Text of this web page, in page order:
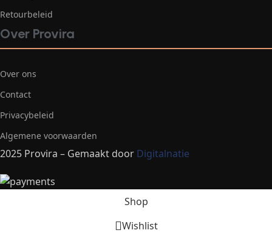
Retourbeleid
Over Provira
Over ons
Contact
Privacybeleid
Algemene voorwaarden
2025 Provira – Gemaakt door Digitalnatie
Shop
Wishlist